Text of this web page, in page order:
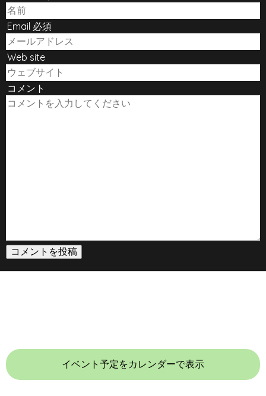
Email 必須
Web site
コメント
イベント予定をカレンダーで表示